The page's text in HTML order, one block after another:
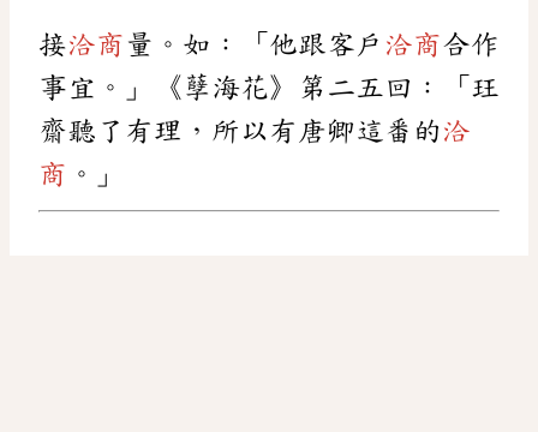
接洽商 量。如：「他跟客戶 洽商合作
事宜。」《孽海花》第二五回：「玨
齋聽了有理，所以有唐卿這番的 洽
商 。」